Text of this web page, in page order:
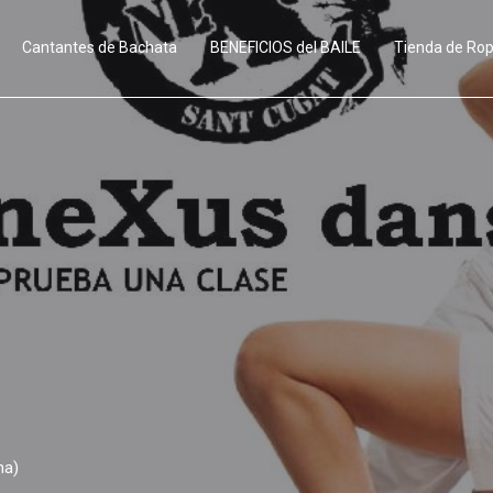
Cantantes de Bachata BENEFICIOS del BAILE Tienda de